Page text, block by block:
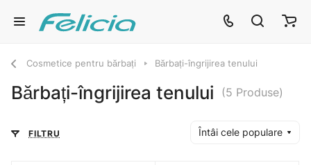
Cosmetice pentru bărbați Bărbați-îngrijirea tenului
Bărbați-îngrijirea tenului (5 Produse)
FILTRU Întâi cele populare